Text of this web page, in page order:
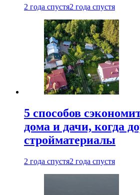
2 года спустя2 года спустя
5 способов
дома и дачи, когда
стройматериалы
2 года спустя2 года спустя